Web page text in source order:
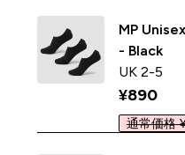
MP
- Black
UK 2-5
¥890‎
通常価格